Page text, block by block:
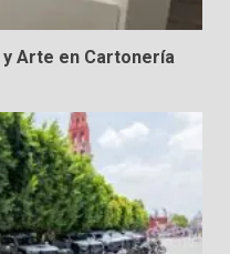
y Arte en Cartonería